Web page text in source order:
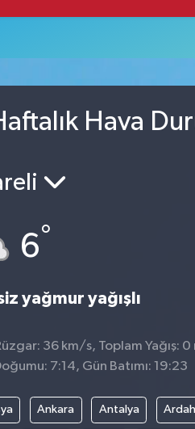
Hava
6°
yağmur yağışlı
36 km/s, Toplam Yağış:
7:14, Gün Batımı: 19:23
Ankara Antalya